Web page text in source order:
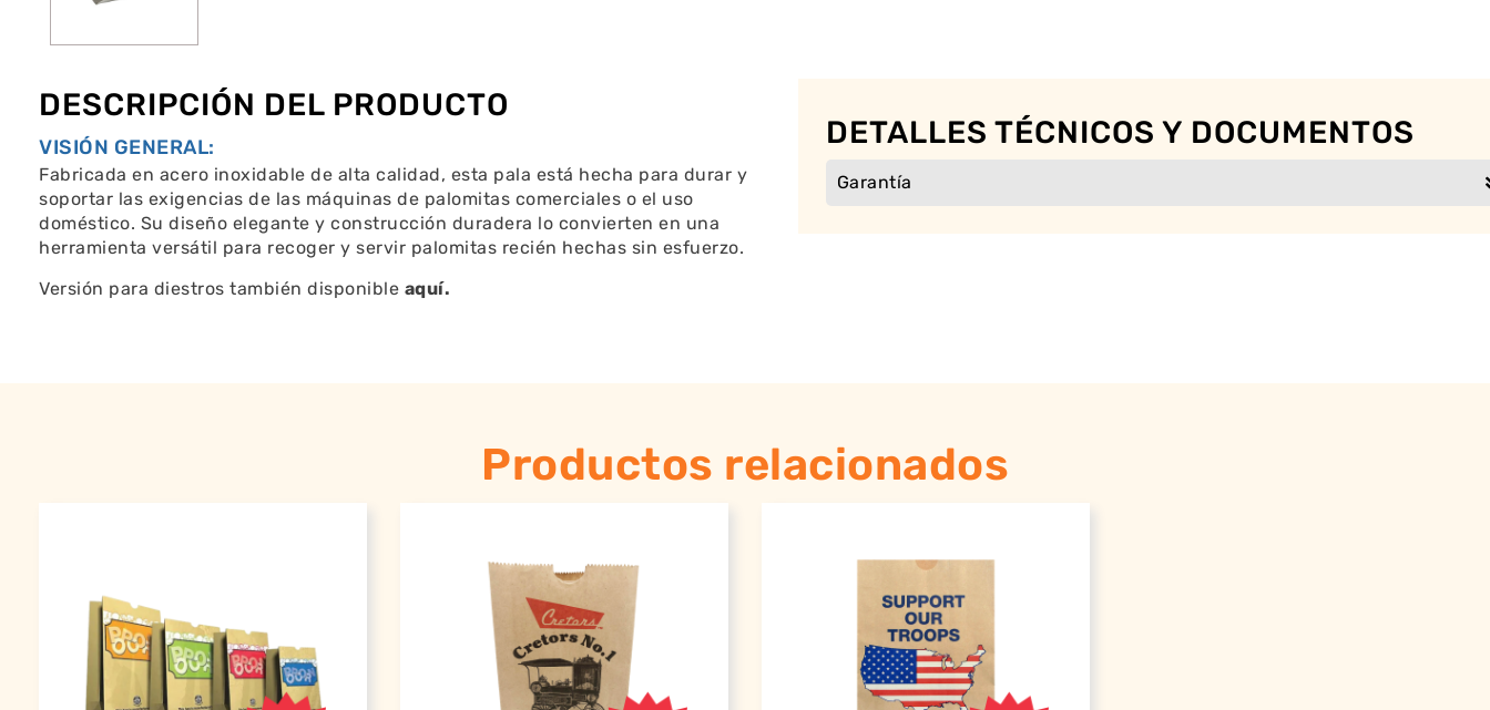
DESCRIPCIÓN DEL PRODUCTO
VISIÓN GENERAL:
Fabricada en acero inoxidable de alta calidad, esta pala está hecha para durar y
soportar las exigencias de las máquinas de palomitas comerciales o el uso
doméstico. Su diseño elegante y construcción duradera lo convierten en una
herramienta versátil para recoger y servir palomitas recién hechas sin esfuerzo.
Versión para diestros también disponible aquí.
DETALLES TÉCNICOS Y DOCUMENTOS
Garantía
Productos relacionados